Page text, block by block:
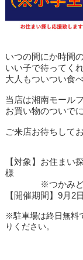
いつの間にか時間
いい子で待ってく
大人もついつい食
当店は湘南モール
お買い物のついで
ご来店お待ちして
【対象】お住まい
様
※つかみどりは
【開催期間】9月2
※駐車場は終日無料
りください。